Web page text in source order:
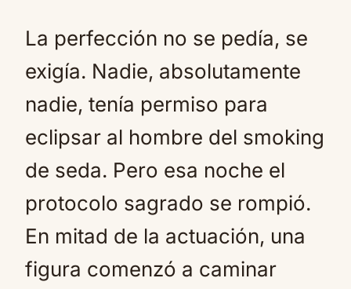
La perfección no se pedía, se
exigía. Nadie, absolutamente
nadie, tenía permiso para
eclipsar al hombre del smoking
de seda. Pero esa noche el
protocolo sagrado se rompió.
En mitad de la actuación, una
figura comenzó a caminar